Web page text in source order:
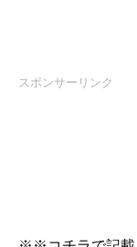
スポンサーリンク